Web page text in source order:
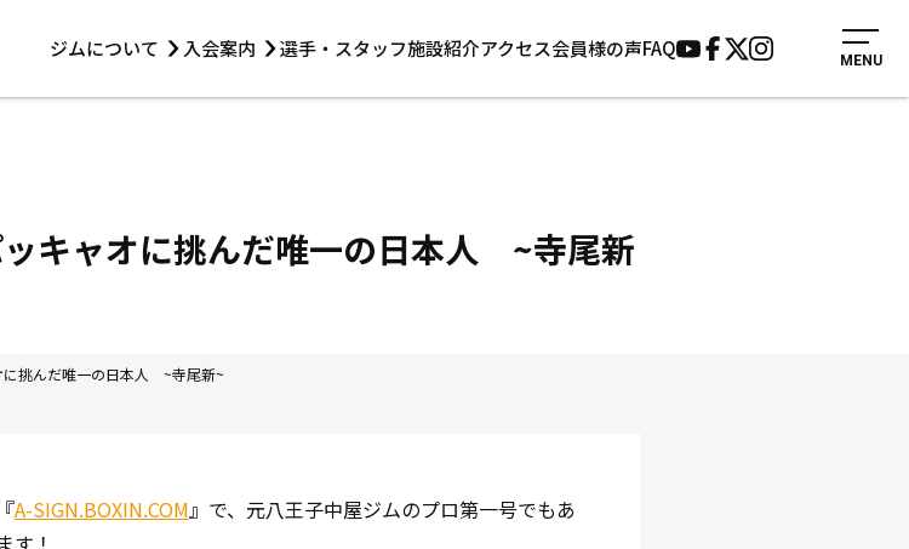
ジムについて 入会案内 選手・スタッフ施設紹介アクセス会員様の声FAQ MENU
選手・スタッフ
アクセス
お問い合わせ
ッキャオに挑んだ唯一の日本人 ~寺尾新
に挑んだ唯一の日本人 ~寺尾新~
A-SIGN.BOXIN.COM』で、元八王子中屋ジムのプロ第一号でもあ
す！